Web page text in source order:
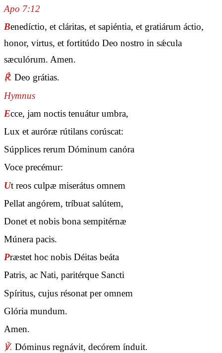
Apo 7:12
Benedíctio, et cláritas, et sapiéntia, et gratiárum áctio,
honor, virtus, et fortitúdo Deo nostro in sǽcula
sæculórum. Amen.
℟. Deo grátias.
Hymnus
Ecce, jam noctis tenuátur umbra,
Lux et auróræ rútilans corúscat:
Súpplices rerum Dóminum canóra
Voce precémur:
Ut reos culpæ miserátus omnem
Pellat angórem, tríbuat salútem,
Donet et nobis bona sempitérnæ
Múnera pacis.
Præstet hoc nobis Déitas beáta
Patris, ac Nati, paritérque Sancti
Spíritus, cujus résonat per omnem
Glória mundum.
Amen.
℣. Dóminus regnávit, decórem índuit.